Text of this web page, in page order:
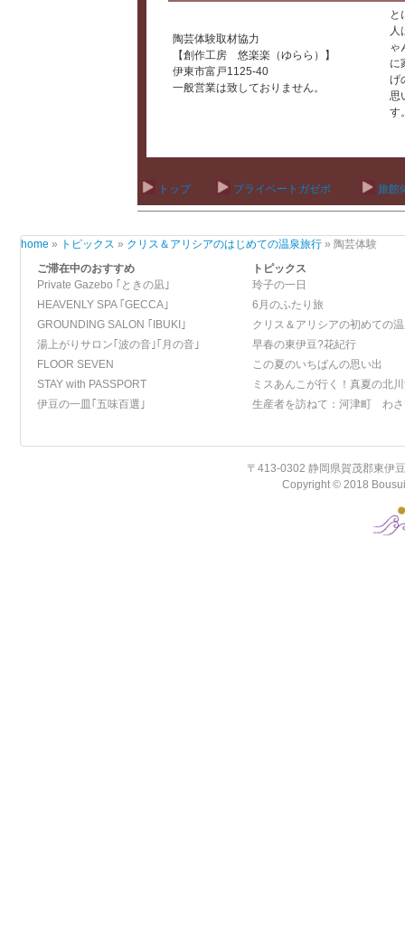
陶芸体験取材協力
【創作工房 悠楽楽（ゆらら）】
伊東市富戸1125-40
一般営業は致しておりません。
と
人
ゃ
に
げ
思
す
トップ プライベートガゼボ 旅館
home » トピックス » クリス＆アリシアのはじめての温泉旅行 » 陶芸体験
ご滞在中のおすすめ
Private Gazebo ｢ときの凪｣
HEAVENLY SPA ｢GECCA｣
GROUNDING SALON ｢IBUKI｣
湯上がりサロン｢波の音｣｢月の音｣
FLOOR SEVEN
STAY with PASSPORT
伊豆の一皿｢五味百選｣
トピックス
玲子の一日
6月のふたり旅
クリス＆アリシアの初めての
早春の東伊豆?花紀行
この夏のいちばんの思い出
ミスあんこが行く！真夏の北
生産者を訪ねて：河津町 わ
〒413-0302 静岡県賀茂郡東伊
Copyright © 2018